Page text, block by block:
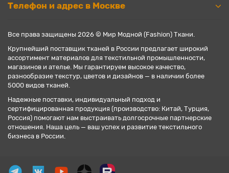
Телефон и адрес в Москве
Все права защищены 2026 © Мир Модной (Fashion) Ткани.
Крупнейший поставщик тканей в России предлагает широкий
ассортимент материалов для текстильной промышленности,
магазинов и ателье. Мы гарантируем высокое качество,
разнообразие текстур, цветов и дизайнов — в наличии более
5000 видов тканей.
Надежные поставки, индивидуальный подход и
сертифицированная продукция (производство: Китай, Турция,
Россия) помогают нам выстраивать долгосрочные партнерские
отношения. Наша цель — ваш успех и развитие текстильного
бизнеса в России.